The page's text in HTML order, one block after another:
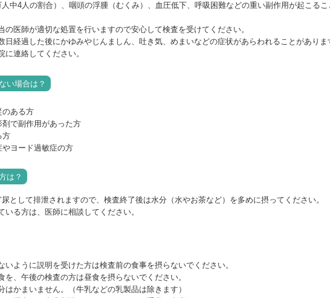
中4人の割合）、咽頭の浮腫（むくみ）、血圧低下、呼吸困難などの重い副作用が起こるこ
の医師が適切な処置を行いますので安心して検査を受けてください。
日経過した後にかゆみやじんましん、吐き気、めまいなどの症状があらわれることがありま
に連絡してください。
い場合は？
のある方
剤で副作用があった方
方
ヨード過敏症の方
は？
として排泄されますので、検査終了後は水分（水やお茶など）を多めに摂ってください。
いる方は、医師に相談してください。
いように説明を受けた方は検査前の食事を摂らないでください。
を、午後の検査の方は昼食を摂らないでください。
はかまいません。（牛乳などの乳製品は除きます）